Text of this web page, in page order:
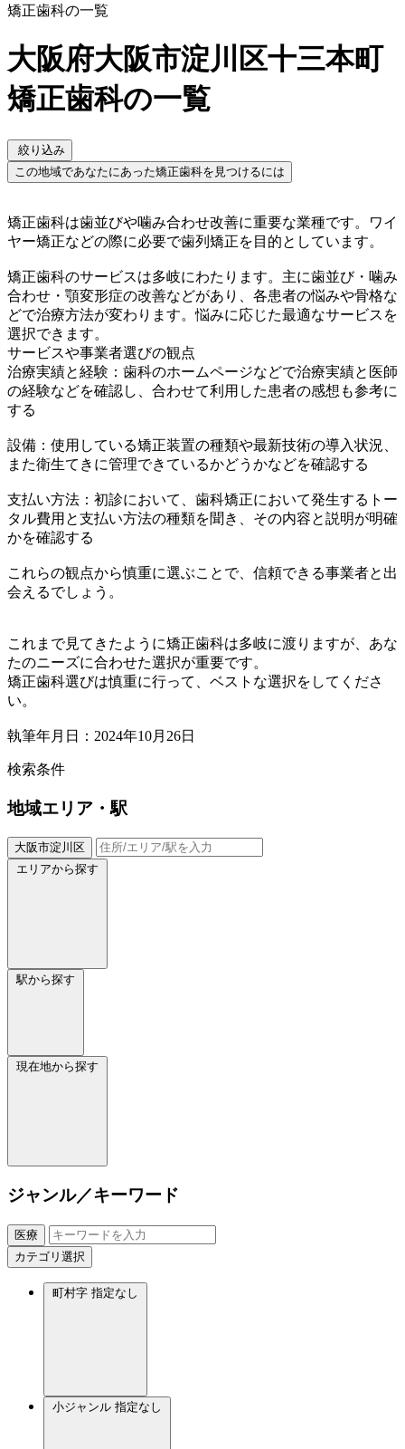
矯正歯科の一覧
大阪府大阪市淀川区十三本町
矯正歯科の一覧
絞り込み
この地域であなたにあった矯正歯科を見つけるには
矯正歯科は歯並びや噛み合わせ改善に重要な業種です。ワイ
ヤー矯正などの際に必要で歯列矯正を目的としています。
矯正歯科のサービスは多岐にわたります。主に歯並び・噛み
合わせ・顎変形症の改善などがあり、各患者の悩みや骨格な
どで治療方法が変わります。悩みに応じた最適なサービスを
選択できます。
サービスや事業者選びの観点
治療実績と経験：歯科のホームページなどで治療実績と医師
の経験などを確認し、合わせて利用した患者の感想も参考に
する
設備：使用している矯正装置の種類や最新技術の導入状況、
また衛生てきに管理できているかどうかなどを確認する
支払い方法：初診において、歯科矯正において発生するトー
タル費用と支払い方法の種類を聞き、その内容と説明が明確
かを確認する
これらの観点から慎重に選ぶことで、信頼できる事業者と出
会えるでしょう。
これまで見てきたように矯正歯科は多岐に渡りますが、あな
たのニーズに合わせた選択が重要です。
矯正歯科選びは慎重に行って、ベストな選択をしてくださ
い。
執筆年月日：2024年10月26日
検索条件
地域エリア・駅
大阪市淀川区
エリアから探す
駅から探す
現在地から探す
ジャンル／キーワード
医療
カテゴリ選択
町村字 指定なし
小ジャンル 指定なし